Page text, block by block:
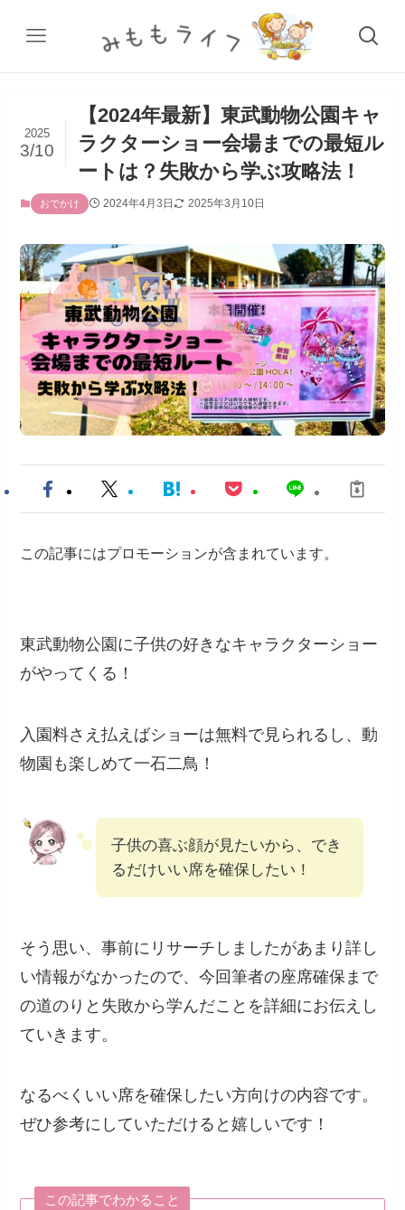
【2024年最新】東武動物公園キャ
ラクターショー会場までの最短ル
ートは？失敗から学ぶ攻略法！
2025
3/10
おでかけ 2024年4月3日 2025年3月10日
この記事にはプロモーションが含まれています。
東武動物公園に子供の好きなキャラクターショー
がやってくる！
入園料さえ払えばショーは無料で見られるし、動
物園も楽しめて一石二鳥！
子供の喜ぶ顔が見たいから、でき
るだけいい席を確保したい！
そう思い、事前にリサーチしましたがあまり詳し
い情報がなかったので、今回筆者の座席確保まで
の道のりと失敗から学んだことを詳細にお伝えし
ていきます。
なるべくいい席を確保したい方向けの内容です。
ぜひ参考にしていただけると嬉しいです！
この記事でわかること